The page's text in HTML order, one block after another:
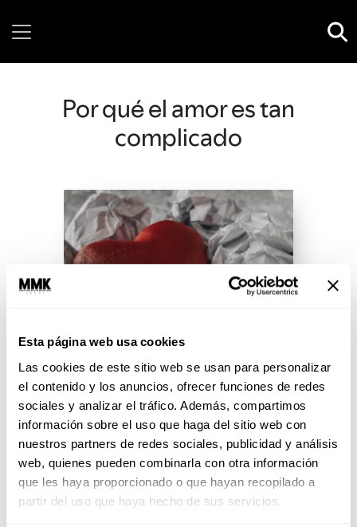
Esta página web usa cookies
Las cookies de este sitio web se usan para personalizar
el contenido y los anuncios, ofrecer funciones de redes
sociales y analizar el tráfico. Además, compartimos
información sobre el uso que haga del sitio web con
nuestros partners de redes sociales, publicidad y análisis
web, quienes pueden combinarla con otra información
que les haya proporcionado o que hayan recopilado a
partir del uso que haya hecho de sus servicios.
Por qué el amor es tan
complicado
¿Por qué nos equivocamos
tanto en el amor?
Para los que sienten que siempre
tropiezan con la misma piedra,
les vamos a decir por qué